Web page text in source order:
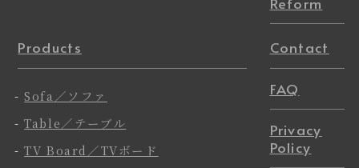
Products
-Sofa／ソファ
-Table／テーブル
-TV Board／TVボード
Contact
FAQ
Privacy
Policy